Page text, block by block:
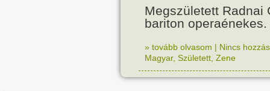
Megszületett Radnai
bariton operaénekes.
» tovább olvasom | Nincs
Magyar, Született Zene